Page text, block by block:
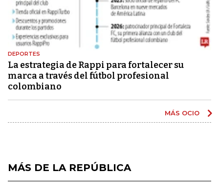
DEPORTES
La estrategia de Rappi para fortalecer su
marca a través del fútbol profesional
colombiano
MÁS OCIO
MÁS DE LA REPÚBLICA